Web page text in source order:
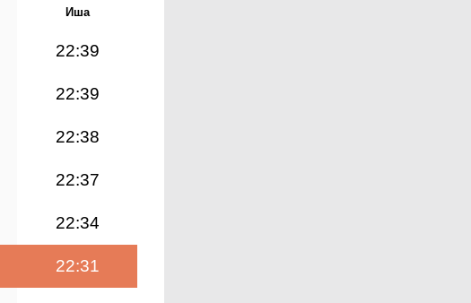
Иша
22:39
22:39
22:38
22:37
22:34
22:31